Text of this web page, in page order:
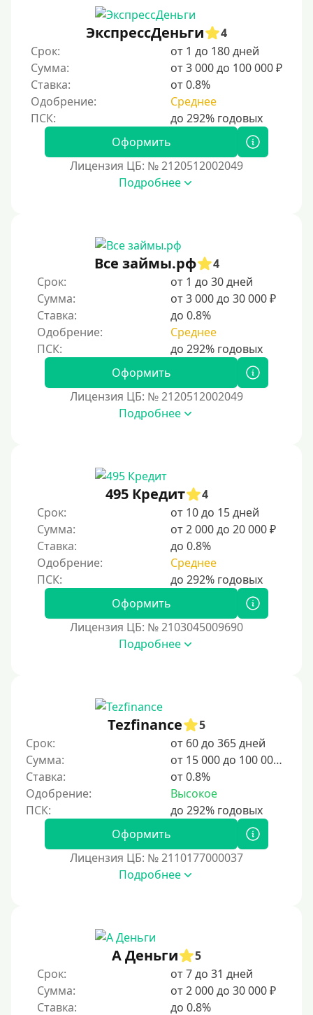
Беспроцентный займ на первый раз
Без процентов на 30 дней
Под 0 %
Условия
С опцией досрочного погашения долга
Без страховок и комиссий
Со страховкой
Без электронной почты
С автоматическим одобрением
Без номера телефона
На телефон
Бесплатно и без обязательной подписки
Без звонков и проверок
Онлайн круглосуточно
На карту круглосуточно
Деньги в долг
В долг на карту
Срок
2 недели
15 дней
20 дней
21 день
На месяц
30 дней без процентов
4 месяца
5 месяцев
ЭкспрессДеньги
4
Срок:
от 1 до 180 дней
Сумма:
от 3 000 до 100 000 ₽
Ставка:
от 0.8%
Одобрение:
Среднее
Оформить
Лицензия ЦБ: № 2120512002049
Подробнее
Все займы.рф
4
Срок:
от 1 до 30 дней
Сумма:
от 3 000 до 30 000 ₽
Ставка:
до 0.8%
Одобрение:
Среднее
Оформить
Лицензия ЦБ: № 2120512002049
Подробнее
495 Кредит
4
Срок:
от 10 до 15 дней
Сумма:
от 2 000 до 20 000 ₽
Ставка:
до 0.8%
Одобрение:
Среднее
Оформить
Лицензия ЦБ: № 2103045009690
Подробнее
Tezfinance
5
Срок:
от 60 до 365 дней
Сумма:
от 15 000 до 100 000 ₽
Ставка:
от 0.8%
Одобрение:
Высокое
Оформить
Лицензия ЦБ: № 2110177000037
Подробнее
А Деньги
5
Срок:
от 7 до 31 дней
Сумма:
от 2 000 до 30 000 ₽
Ставка:
до 0.8%